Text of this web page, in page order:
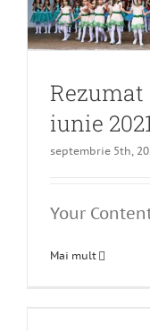
iunie
septembrie 5th,
Your
Mai mult